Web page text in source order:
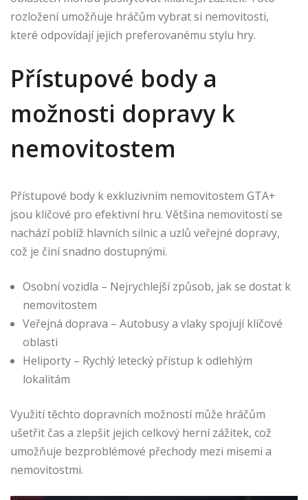
rozložení umožňuje hráčům vybrat si nemovitosti,
které odpovídají jejich preferovanému stylu hry.
Přístupové body a
možnosti dopravy k
nemovitostem
Přístupové body k exkluzivním nemovitostem GTA+
jsou klíčové pro efektivní hru. Většina nemovitostí se
nachází poblíž hlavních silnic a uzlů veřejné dopravy,
což je činí snadno dostupnými.
Osobní vozidla – Nejrychlejší způsob, jak se dostat k
nemovitostem
Veřejná doprava – Autobusy a vlaky spojují klíčové
oblasti
Heliporty – Rychlý letecký přístup k odlehlým
lokalitám
Využití těchto dopravních možností může hráčům
ušetřit čas a zlepšit jejich celkový herní zážitek, což
umožňuje bezproblémové přechody mezi misemi a
nemovitostmi.